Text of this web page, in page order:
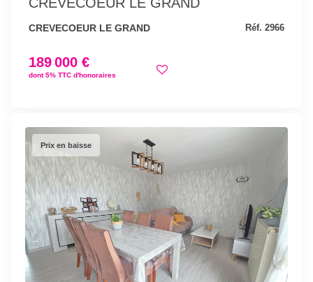
CREVECOEUR LE GRAND Réf. 2966
189 000 €
dont 5% TTC d'honoraires
Prix en baisse